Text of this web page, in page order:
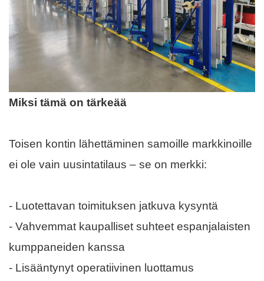
Miksi tämä on tärkeää
Toisen kontin lähettäminen samoille markkinoille
ei ole vain uusintatilaus – se on merkki:
- Luotettavan toimituksen jatkuva kysyntä
- Vahvemmat kaupalliset suhteet espanjalaisten
kumppaneiden kanssa
- Lisääntynyt operatiivinen luottamus